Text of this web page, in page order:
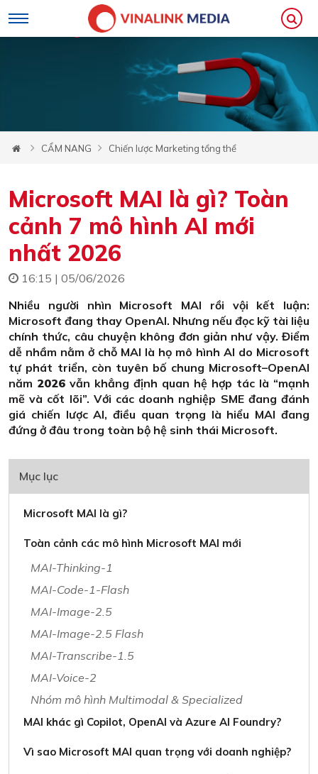
CẨM NANG Chiến lược Marketing tổng thể
Microsoft MAI là gì? Toàn
cảnh 7 mô hình AI mới
nhất 2026
16:15 | 05/06/2026
Nhiều người nhìn Microsoft MAI rồi vội kết luận:
Microsoft đang thay OpenAI. Nhưng nếu đọc kỹ tài liệu
chính thức, câu chuyện không đơn giản như vậy. Điểm
dễ nhầm nằm ở chỗ MAI là họ mô hình AI do Microsoft
tự phát triển, còn tuyên bố chung Microsoft–OpenAI
năm 2026 vẫn khẳng định quan hệ hợp tác là “mạnh
mẽ và cốt lõi”. Với các doanh nghiệp SME đang đánh
giá chiến lược AI, điều quan trọng là hiểu MAI đang
đứng ở đâu trong toàn bộ hệ sinh thái Microsoft.
Mục lục
Microsoft MAI là gì?
Toàn cảnh các mô hình Microsoft MAI mới
MAI-Thinking-1
MAI-Code-1-Flash
MAI-Image-2.5
MAI-Image-2.5 Flash
MAI-Transcribe-1.5
MAI-Voice-2
Nhóm mô hình Multimodal & Specialized
MAI khác gì Copilot, OpenAI và Azure AI Foundry?
Vì sao Microsoft MAI quan trọng với doanh nghiệp?